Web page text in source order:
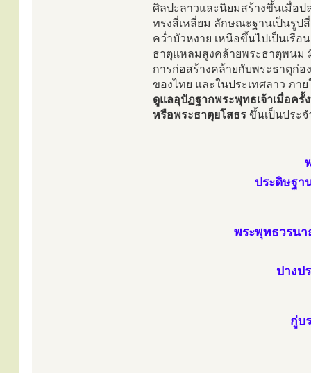
ศิลปะลาวและนิยมสร้างขึ้นเมื่อ
ทรงสี่เหลี่ยม ลักษณะฐานเป็นรูป
คว่ำบัวหงาย เหนือขึ้นไปเป็นเรื
ธาตุแหลมสูงคล้ายพระธาตุพนม
การก่อสร้างคล้ายกับพระธาตุก่
ของไทย และในประเทศลาว ภา
ดูแลอุปัฏฐากพระพุทธเจ้าเมื่อครั้
หรือพระธาตุยโสธร ขึ้นเป็นประ
ประดิษฐา
พระพุทธวรน
ปางป
กู่บ